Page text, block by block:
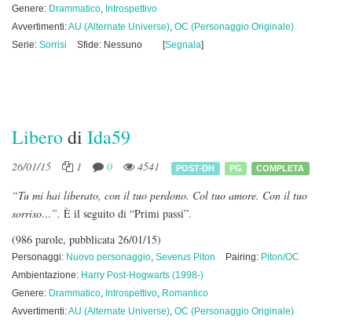
Genere: Drammatico, Introspettivo
Avvertimenti:AU (Alternate Universe), OC (Personaggio Originale)
Serie: Sorrisi Sfide: Nessuno [Segnala]
Liberodi Ida59
26/01/15 1 0 4541 POST-DH PG COMPLETA
“Tu mi hai liberato, con il tuo perdono. Col tuo amore. Con il tuo
sorriso…”. È il seguito di “Primi passi”.
(986 parole, pubblicata 26/01/15)
Personaggi: Nuovo personaggio, Severus Piton Pairing: Piton/OC
Ambientazione: Harry Post-Hogwarts (1998-)
Genere: Drammatico, Introspettivo, Romantico
Avvertimenti:AU (Alternate Universe), OC (Personaggio Originale)